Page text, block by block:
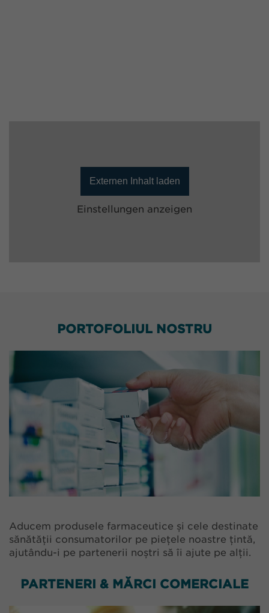
Externen Inhalt laden
Einstellungen anzeigen
PORTOFOLIUL NOSTRU
Aducem produsele farmaceutice și cele destinate
sănătății consumatorilor pe piețele noastre țintă,
ajutându-i pe partenerii noștri să îi ajute pe alții.
PARTENERI & MĂRCI COMERCIALE